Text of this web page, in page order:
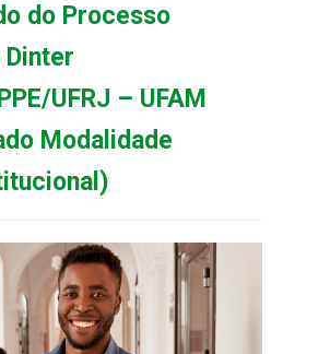
do Processo
UFRJ – UFAM
Modalidade